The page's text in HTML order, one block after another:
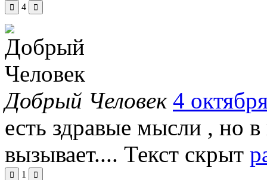
4
Добрый Человек 4
есть здравые мысли , но
вызывает.... Текст скрыт
1